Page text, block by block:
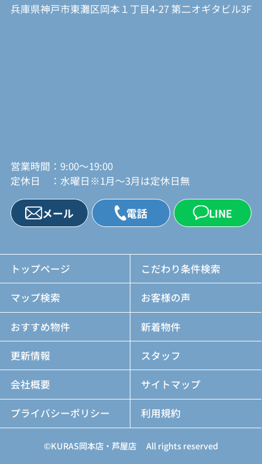
兵庫県神戸市東灘区岡本１丁目4-27 第二オギタビル3F
営業時間：9:00～19:00
定休日 ：水曜日※1月～3月は定休日無
メール 電話 LINE
トップページ こだわり条件検索
マップ検索 お客様の声
おすすめ物件 新着物件
更新情報 スタッフ
会社概要 サイトマップ
プライバシーポリシー 利用規約
©KURAS岡本店・芦屋店 All rights reserved